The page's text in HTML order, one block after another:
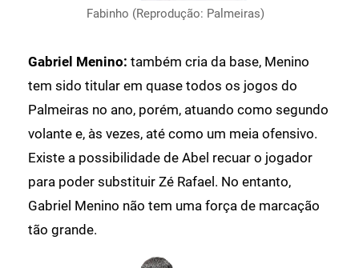
Fabinho (Reprodução: Palmeiras)
Gabriel Menino: também cria da base, Menino
tem sido titular em quase todos os jogos do
Palmeiras no ano, porém, atuando como segundo
volante e, às vezes, até como um meia ofensivo.
Existe a possibilidade de Abel recuar o jogador
para poder substituir Zé Rafael. No entanto,
Gabriel Menino não tem uma força de marcação
tão grande.